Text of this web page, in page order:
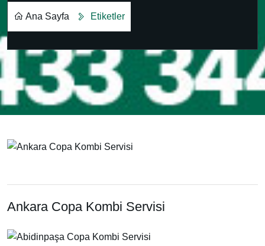
Ana Sayfa Etiketler
Ankara Copa Kombi Servisi